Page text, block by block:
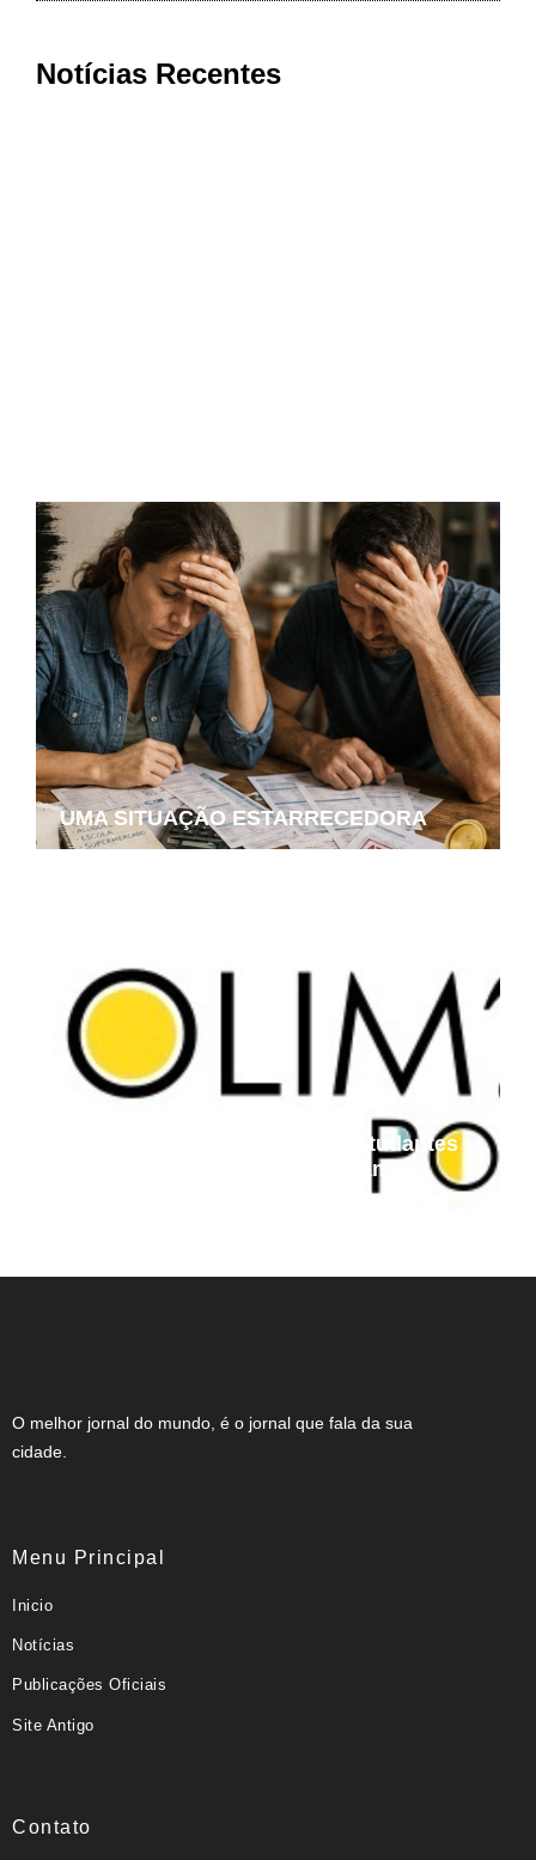
Notícias Recentes
UMA SITUAÇÃO ESTARRECEDORA
Projeto Podemos aproxima estudantes
das universidades federais e amplia
O melhor jornal do mundo, é o jornal que fala da sua
cidade.
Menu Principal
Inicio
Notícias
Publicações Oficiais
Site Antigo
Contato